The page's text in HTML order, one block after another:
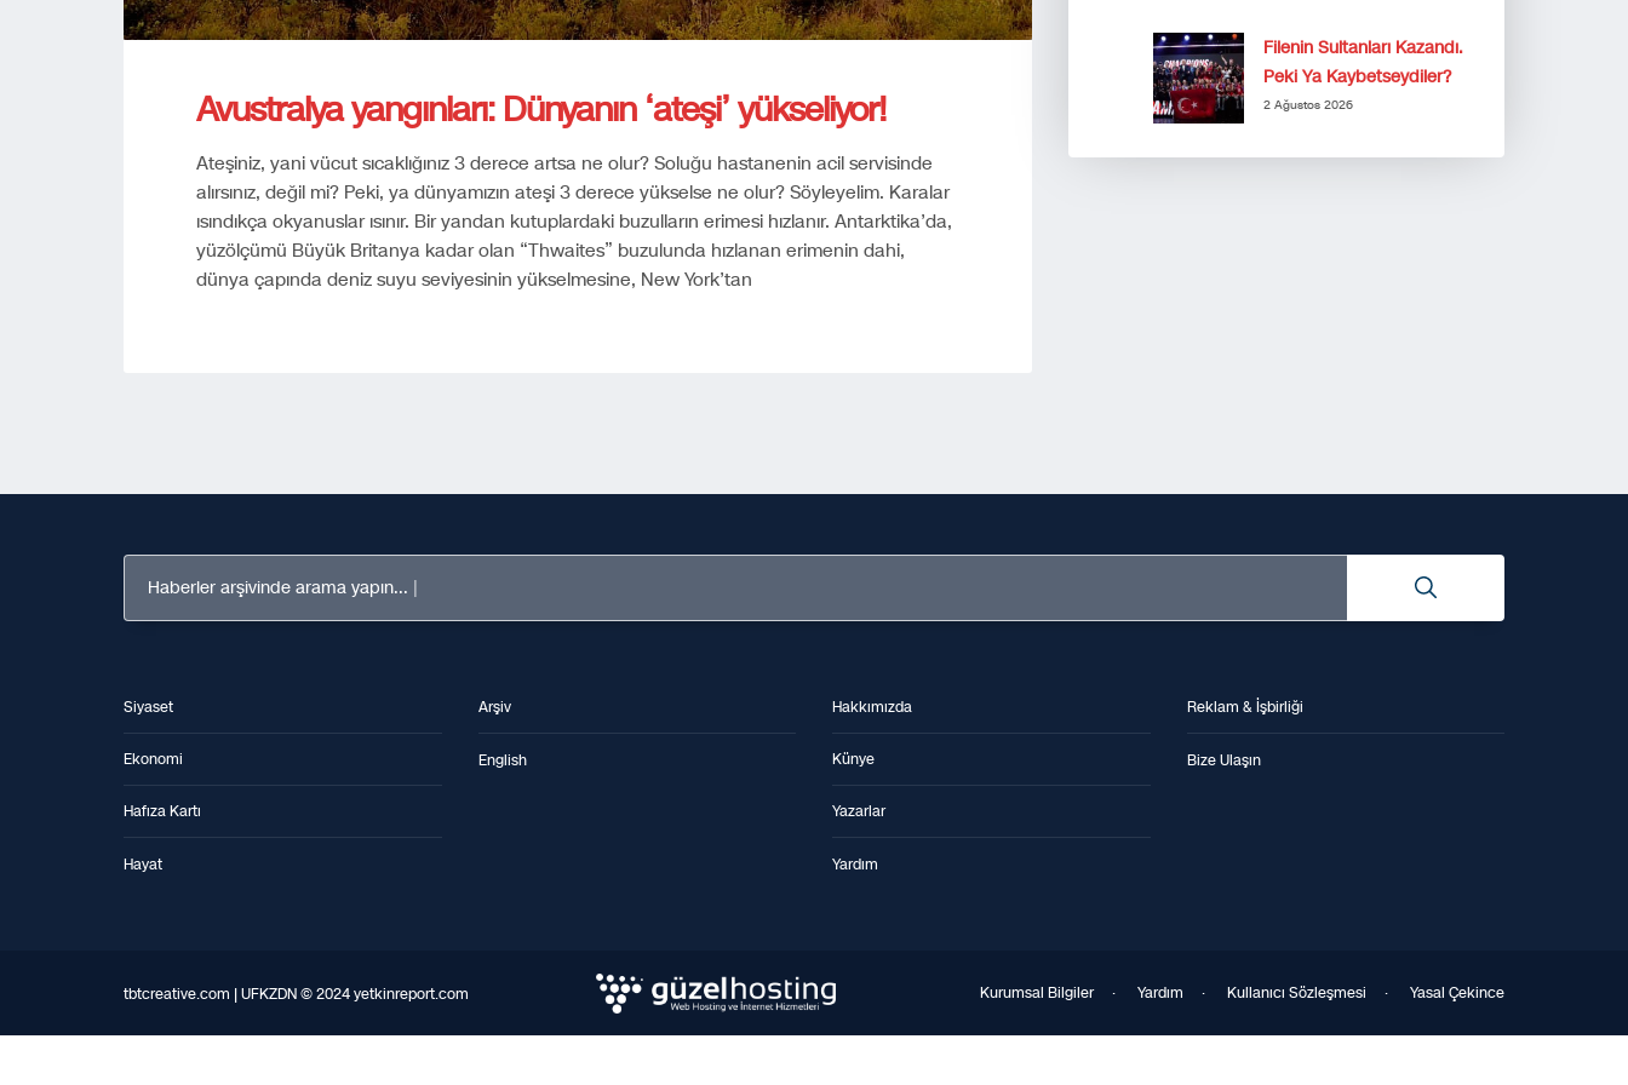
Avustralya yangınları: Dünyanın ‘ateşi’ yükseliyor!
Ateşiniz, yani vücut sıcaklığınız 3 derece artsa ne olur? Soluğu hastanenin acil servisinde
alırsınız, değil mi? Peki, ya dünyamızın ateşi 3 derece yükselse ne olur? Söyleyelim. Karalar
ısındıkça okyanuslar ısınır. Bir yandan kutuplardaki buzulların erimesi hızlanır. Antarktika’da,
yüzölçümü Büyük Britanya kadar olan “Thwaites” buzulunda hızlanan erimenin dahi,
dünya çapında deniz suyu seviyesinin yükselmesine, New York’tan
Filenin Sultanları Kazandı.
Peki Ya Kaybetseydiler?
2 Ağustos 2026
Haberler arşivinde arama yapın...
Siyaset
Ekonomi
Hafıza Kartı
Hayat
Arşiv
English
Hakkımızda
Künye
Yazarlar
Yardım
Reklam & İşbirliği
Bize Ulaşın
tbtcreative.com | UFKZDN © 2024 yetkinreport.com Kurumsal Bilgiler· Yardım · Kullanıcı Sözleşmesi · Yasal Çekince